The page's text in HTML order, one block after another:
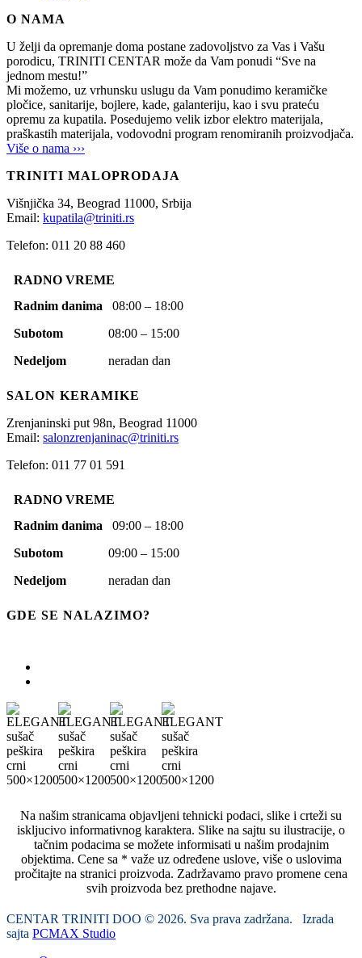
O NAMA
U želji da opremanje doma postane zadovoljstvo za Vas i Vašu
porodicu, TRINITI CENTAR može da Vam ponudi “Sve na
jednom mestu!”
Mi možemo, uz vrhunsku uslugu da Vam ponudimo keramičke
pločice, sanitarije, bojlere, kade, galanteriju, kao i svu prateću
opremu za kupatila. Posedujemo velik izbor elektro materijala,
praškastih materijala, vodovodni program renomiranih proizvodjača.
Više o nama ›››
TRINITI MALOPRODAJA
Višnjička 34, Beograd 11000, Srbija
Email: kupatila@triniti.rs
Telefon: 011 20 88 460
RADNO VREME
Radnim danima 08:00 – 18:00
Subotom 08:00 – 15:00
Nedeljom neradan dan
SALON KERAMIKE
Zrenjaninski put 98n, Beograd 11000
Email: salonzrenjaninac@triniti.rs
Telefon: 011 77 01 591
RADNO VREME
Radnim danima 09:00 – 18:00
Subotom 09:00 – 15:00
Nedeljom neradan dan
GDE SE NALAZIMO?
Na našim stranicama objavljeni tehnicki podaci, slike i crteži su
iskljucivo informativnog karaktera. Slike na sajtu su ilustracije, o
tačnim podacima se možete informisati u našim prodajnim
objektima. Cene sa * važe uz određene uslove, više o uslovima
pročitajte na stranici proizvoda. Zadržavamo pravo promene cena
svih proizvoda bez prethodne najave.
CENTAR TRINITI DOO © 2026. Sva prava zadržana. Izrada
sajta PCMAX Studio